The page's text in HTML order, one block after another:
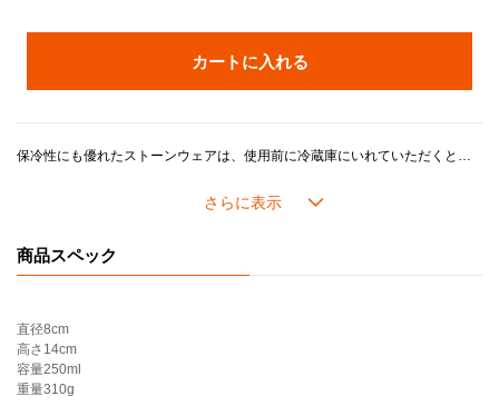
カートに入れる
保冷性にも優れたストーンウェアは、使用前に冷蔵庫にいれていただくと、冷たいドリンクの温度を長くキープしたまま楽しむことができます。 底面が丸く仕上げられているので、ビールの泡が立ちやすい構造で、握りやすさにもこだわったデザインです。
ル・クルーゼのストーンウェアは耐熱耐冷に優れ、冷蔵・冷凍を始め、電子レンジ・オーブンを活用した幅広い料理シーンに対応し、デザインやカラーに加え機能性や耐久性が魅力です。
商品スペック
直径8cm
高さ 14cm
容量250ml
重量310g